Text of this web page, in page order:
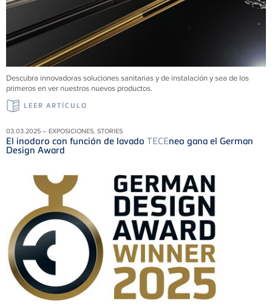
Descubra innovadoras soluciones sanitarias y de instalación y sea de los
primeros en ver nuestros nuevos productos.
LEER ARTÍCULO
03.03.2025 – EXPOSICIONES, STORIES
El inodoro con función de lavado TECEneo gana el German
Design Award